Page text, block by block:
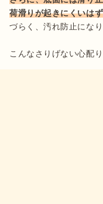
荷滑りが起きにくいは
づらく、汚れ防止になり
こんなさりげない心配